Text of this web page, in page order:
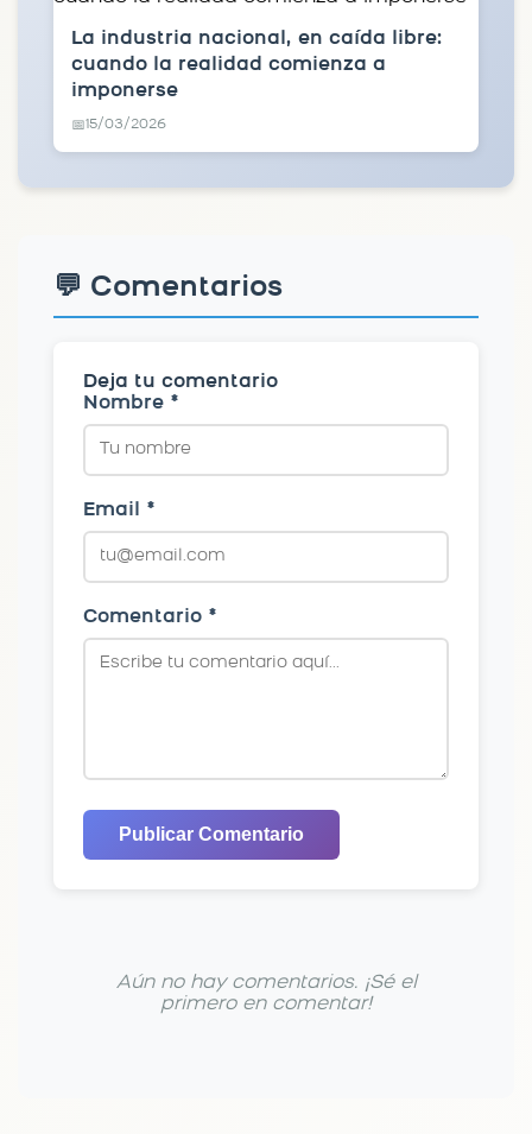
La industria nacional, en caída libre:
cuando la realidad comienza a
imponerse
📅15/03/2026
💬 Comentarios
Deja tu comentario
Nombre *
Email *
Comentario *
Publicar Comentario
Aún no hay comentarios. ¡Sé el
primero en comentar!